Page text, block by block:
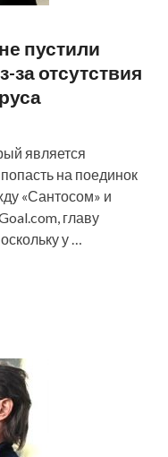
пустили
отсутствия
является
на поединок
«Сантосом» и
главу
у …